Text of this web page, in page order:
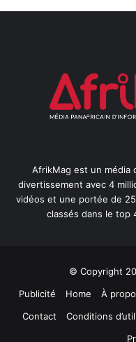
AfrikMag est un média
divertissement avec 4
vidéos et une portée de
classés dans le top
© Copyright
Publicité
Home À
Contact
Conditions